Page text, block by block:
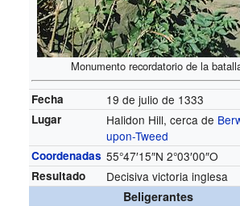
Monumento recordatorio de la
Fecha 19 de julio de 1333
Lugar Halidon Hill, cerca de
upon-Tweed
Coordenadas 55°47′15″N 2°03′00″O
Resultado
Decisiva victoria inglesa
Beligerantes